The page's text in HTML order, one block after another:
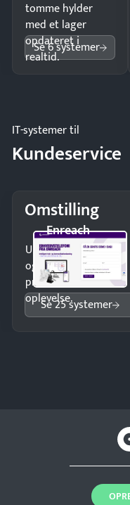
tomme hylder
med et lager
opdateret i
realtid.
Se 6 systemer
IT-systemer til
Kundeservice
Omstilling
Enreach
Undgå tabte opkald
og giv kunderne en
professionel
oplevelse.
Se 25 systemer